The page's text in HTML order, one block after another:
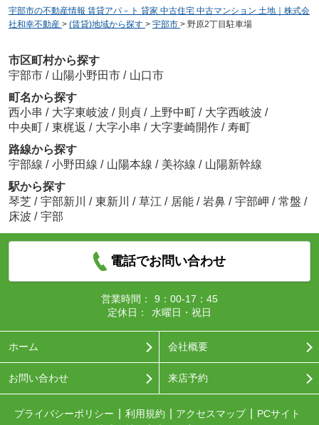
宇部市の不動産情報 賃貸アパ－ト 貸家 中古住宅 中古マンション 土地｜株式会
社和幸不動産 > (賃貸)地域から探す > 宇部市 > 野原2丁目駐車場
市区町村から探す
宇部市 / 山陽小野田市 / 山口市
町名から探す
西小串 / 大字東岐波 / 則貞 / 上野中町 / 大字西岐波 /
中央町 / 東梶返 / 大字小串 / 大字妻崎開作 / 寿町
路線から探す
宇部線 / 小野田線 / 山陽本線 / 美祢線 / 山陽新幹線
駅から探す
琴芝 / 宇部新川 / 東新川 / 草江 / 居能 / 岩鼻 / 宇部岬 / 常盤 /
床波 / 宇部
電話でお問い合わせ
営業時間：
9：00-17：45
定休日：
水曜日・祝日
ホーム 会社概要
お問い合わせ 来店予約
プライバシーポリシー 利用規約 アクセスマップ
PCサイト